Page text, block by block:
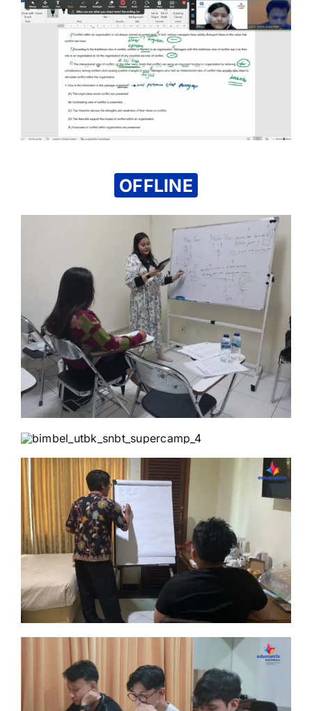
OFFLINE